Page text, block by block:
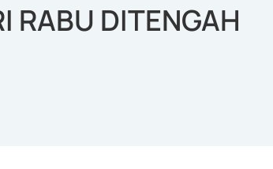
RABU DITENGAH